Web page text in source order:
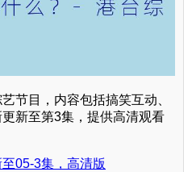
节目，内容包括搞笑互动、
新至第3集，提供高清观看
05-3集，高清版